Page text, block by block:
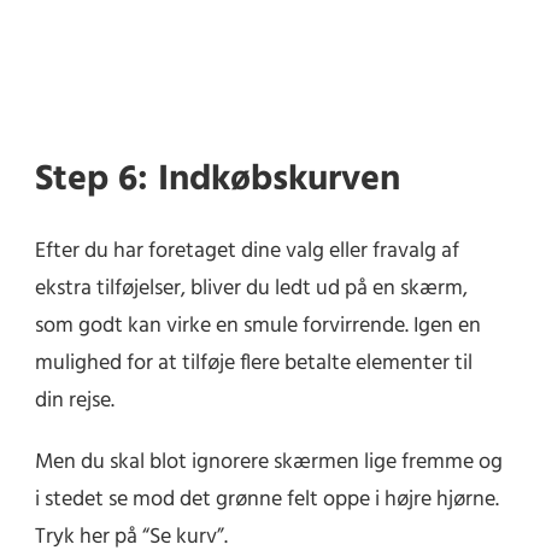
Step 6: Indkøbskurven
Efter du har foretaget dine valg eller fravalg af
ekstra tilføjelser, bliver du ledt ud på en skærm,
som godt kan virke en smule forvirrende. Igen en
mulighed for at tilføje flere betalte elementer til
din rejse.
Men du skal blot ignorere skærmen lige fremme og
i stedet se mod det grønne felt oppe i højre hjørne.
Tryk her på “Se kurv”.